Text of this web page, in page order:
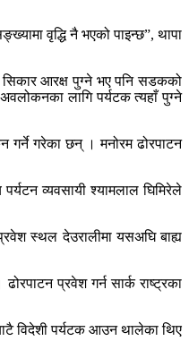
वृद्धि नै भएको पाइन्छ”, थापा
सिकार आरक्ष पुग्ने भए पनि सडकको
लागि पर्यटक त्यहाँ पुग्ने
गर्ने गरेका छन् । मनोरम ढोरपाटन
व्यवसायी श्यामलाल घिमिरेले
स्थल देउरालीमा यसअघि बाह्य
प्रवेश गर्न सार्क राष्ट्रका
विदेशी पर्यटक आउन थालेका थिए